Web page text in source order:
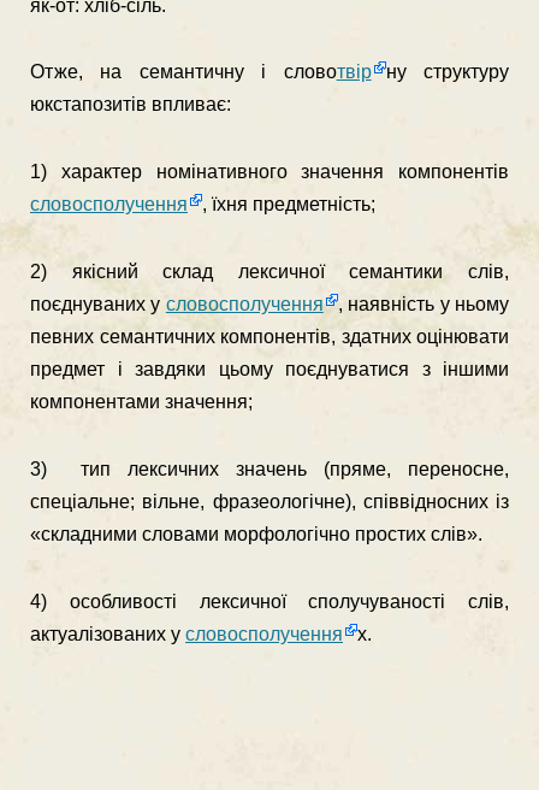
як-от: хліб-сіль.
Отже, на семантичну і словотвір
ну структуру
юкстапозитів впливає:
1) характер номінативного значення компонентів
словосполучення
, їхня предметність;
2) якісний склад лексичної семантики слів,
поєднуваних у словосполучення
, наявність у ньому
певних семантичних компонентів, здатних оцінювати
предмет і завдяки цьому поєднуватися з іншими
компонентами значення;
3) тип лексичних значень (пряме, переносне,
спеціальне; вільне, фразеологічне), співвідносних із
«складними словами морфологічно простих слів».
4) особливості лексичної сполучуваності слів,
актуалізованих у словосполучення х.